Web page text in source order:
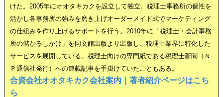
けた。2005年にオオタキカクを設立して独立。税理士事務所の個性を
活かし各事務所の強みを磨き上げオーダーメイド式でマーケティング
の仕組みを作り上げるサポートを行う。2010年に「税理士・会計事務
所の儲かるしかけ」を同文館出版より出版し、税理士業界に特化した
サービスを展開している。税理士向けの専門紙である税理士新聞（Ｎ
Ｐ通信社発行）への連載記事を手掛けていたこともある。
合資会社オオタキカク会社案内｜著者紹介ページはこち
ら